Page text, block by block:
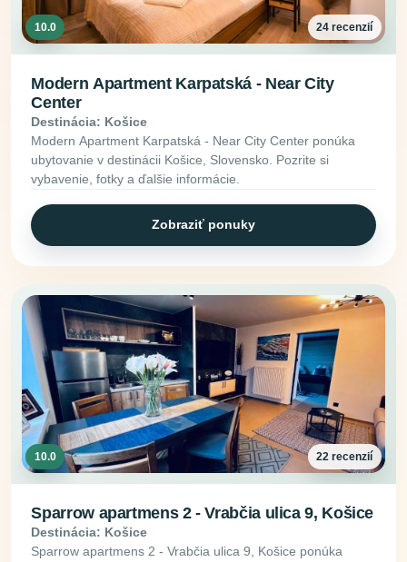
10.0 24 recenzií
Modern Apartment Karpatská - Near City
Center
Destinácia: Košice
Modern Apartment Karpatská - Near City Center ponúka
ubytovanie v destinácii Košice, Slovensko. Pozrite si
vybavenie, fotky a ďalšie informácie.
Zobraziť ponuky
10.0 22 recenzií
Sparrow apartmens 2 - Vrabčia ulica 9, Košice
Destinácia: Košice
Sparrow apartmens 2 - Vrabčia ulica 9, Košice ponúka